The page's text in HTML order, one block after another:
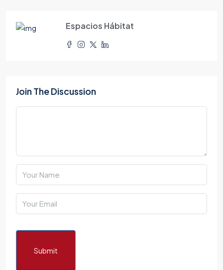
Espacios Hábitat
Join The Discussion
Submit